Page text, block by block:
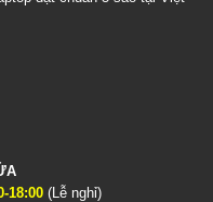
18:00(Lễ nghỉ)